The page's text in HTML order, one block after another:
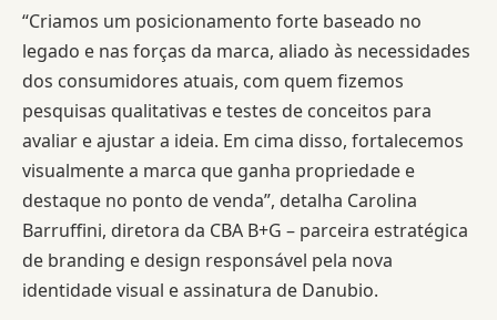
“Criamos um posicionamento forte baseado no
legado e nas forças da marca, aliado às necessidades
dos consumidores atuais, com quem fizemos
pesquisas qualitativas e testes de conceitos para
avaliar e ajustar a ideia. Em cima disso, fortalecemos
visualmente a marca que ganha propriedade e
destaque no ponto de venda”, detalha Carolina
Barruffini, diretora da CBA B+G – parceira estratégica
de branding e design responsável pela nova
identidade visual e assinatura de Danubio.